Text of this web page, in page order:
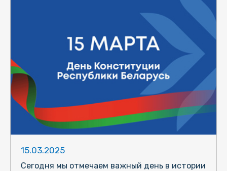
15.03.2025
Сегодня мы отмечаем важный день в истории